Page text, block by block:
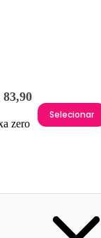
83,90
zero
Selecionar